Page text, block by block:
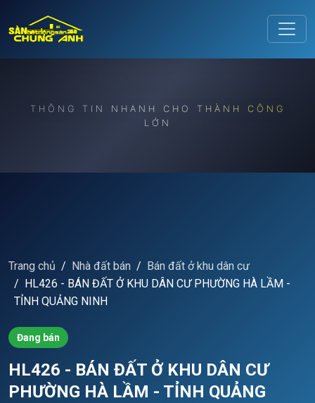
THÔNG TIN NHANH CHO THÀNH CÔNG
LỚN
Trang chủ Nhà đất bán
Bán đất ở khu dân cư
HL426 - BÁN ĐẤT Ở KHU DÂN CƯ PHƯỜNG HÀ LẦM -
TỈNH QUẢNG NINH
Đang bán
HL426 - BÁN ĐẤT Ở KHU DÂN CƯ
PHƯỜNG HÀ LẦM - TỈNH QUẢNG